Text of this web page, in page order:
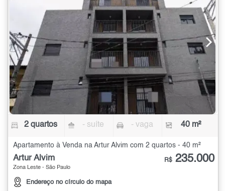
2 quartos - suíte - vaga 40 m²
Apartamento à Venda na Artur Alvim com 2 quartos - 40 m²
Artur Alvim
Zona Leste - São Paulo
Endereço no círculo do mapa
R$ 235.000